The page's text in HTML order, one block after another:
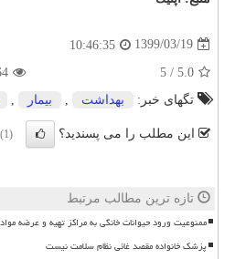
1399/03/19
10:46:35
5.0
/
5
تگهای خبر:
بهداشت بیمار
این مطلب را می پسندید؟ (1)
تازه ترین مطالب مرتبط
ممنوعیت ورود حیوانات خانگی به مراکز تهیه و عرضه
پزشک خانواده مقصد غائی نظام سلامت نیست